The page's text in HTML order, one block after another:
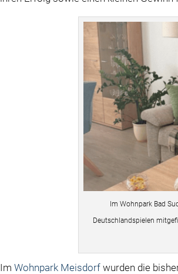
Im Wohnpark Bad
Deutschlandspielen
ImWohnpark Meisdorf wurden die